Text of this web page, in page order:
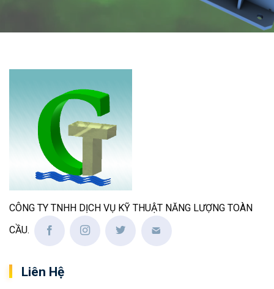
CÔNG TY TNHH DỊCH VỤ KỸ THUẬT NĂNG LƯỢNG TOÀN
CẦU.
Liên Hệ